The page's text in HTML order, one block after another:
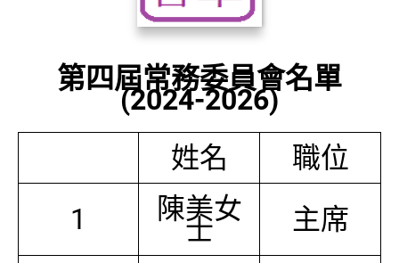
第四屆常務委員會名單
(2024-2026)
姓名
職位
1
陳美女
士 主席